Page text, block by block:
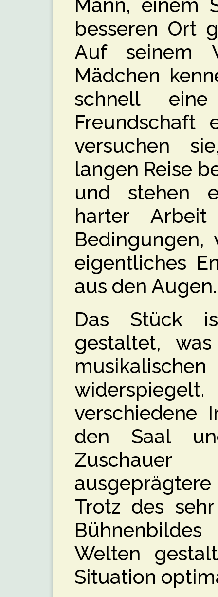
Mann, einem
besseren Ort
Auf seinem
Mädchen
schnell
Freundschaft
versuchen
langen Reise
und stehen
harter
eigentliches
aus den Augen.
Das Stück
gestaltet,
widerspiegelt.
verschiedene
den Saal
Trotz des
Welten
Situation